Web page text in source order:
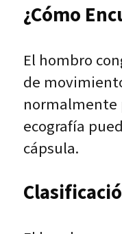
¿Cómo
El hombro
de
normalmente
ecografía
cápsula.